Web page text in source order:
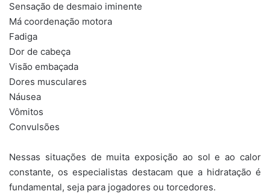
Sensação de desmaio iminente
Má coordenação motora
Fadiga
Dor de cabeça
Visão embaçada
Dores musculares
Náusea
Vômitos
Convulsões
Nessas situações de muita exposição ao sol e ao calor
constante, os especialistas destacam que a hidratação é
fundamental, seja para jogadores ou torcedores.